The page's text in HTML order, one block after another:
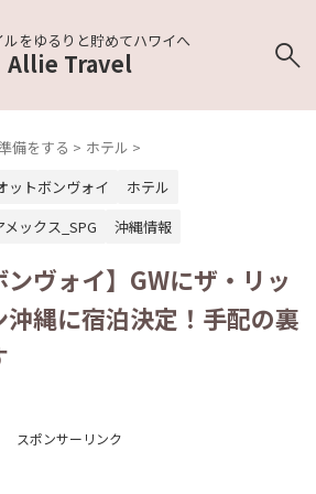
ルをゆるりと貯めてハワイへ
Allie Travel
備をする > ホテル >
ットボンヴォイ
ホテル
ックス_SPG
沖縄情報
ンヴォイ】GWにザ・リッ
縄に宿泊決定！手配の裏
スポンサーリンク